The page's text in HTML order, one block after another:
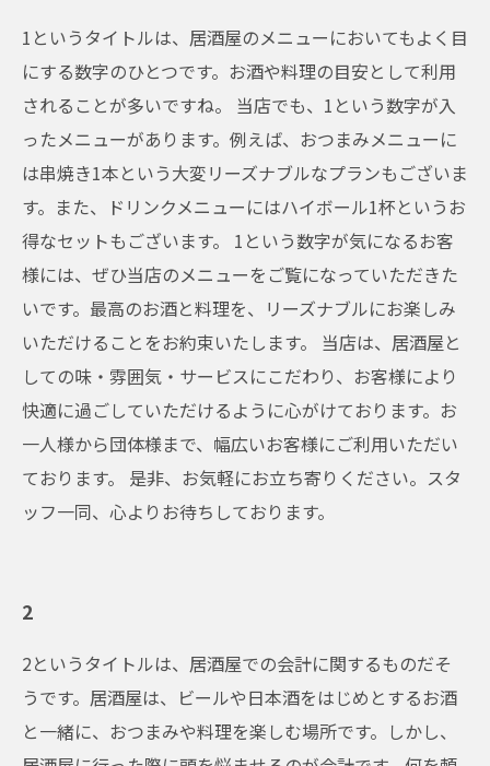
1というタイトルは、居酒屋のメニューにおいてもよく目
にする数字のひとつです。お酒や料理の目安として利用
されることが多いですね。 当店でも、1という数字が入
ったメニューがあります。例えば、おつまみメニューに
は串焼き1本という大変リーズナブルなプランもございま
す。また、ドリンクメニューにはハイボール1杯というお
得なセットもございます。 1という数字が気になるお客
様には、ぜひ当店のメニューをご覧になっていただきた
いです。最高のお酒と料理を、リーズナブルにお楽しみ
いただけることをお約束いたします。 当店は、居酒屋と
しての味・雰囲気・サービスにこだわり、お客様により
快適に過ごしていただけるように心がけております。お
一人様から団体様まで、幅広いお客様にご利用いただい
ております。 是非、お気軽にお立ち寄りください。スタ
ッフ一同、心よりお待ちしております。
2
2というタイトルは、居酒屋での会計に関するものだそ
うです。居酒屋は、ビールや日本酒をはじめとするお酒
と一緒に、おつまみや料理を楽しむ場所です。しかし、